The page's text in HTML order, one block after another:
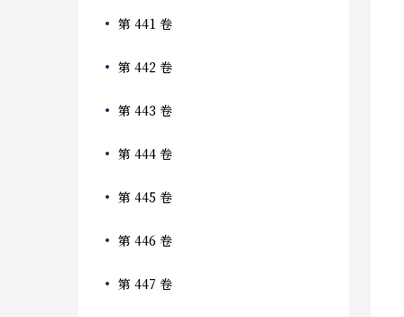
第 441 卷
第 442 卷
第 443 卷
第 444 卷
第 445 卷
第 446 卷
第 447 卷